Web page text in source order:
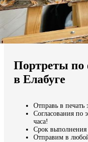
Мы доставляем по
Продолжить без города
Портреты по
в Елабуге
Отправь в печать
Согласования по
часа!
Срок выполнения
Отправим в